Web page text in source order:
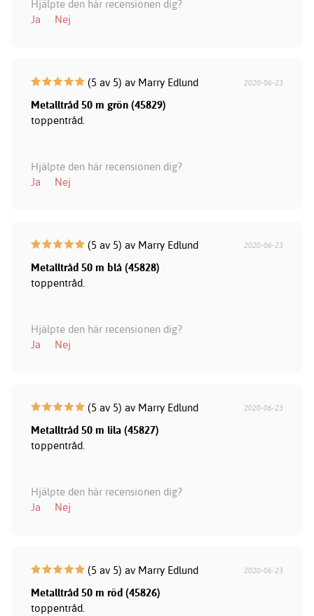
Hjälpte den här recensionen dig?
Ja
Nej
(5 av 5) av Marry Edlund 2020-06-23
Metalltråd 50 m grön (45829)
toppentråd.
Hjälpte den här recensionen dig?
Ja
Nej
(5 av 5) av Marry Edlund 2020-06-23
Metalltråd 50 m blå (45828)
toppentråd.
Hjälpte den här recensionen dig?
Ja
Nej
(5 av 5) av Marry Edlund 2020-06-23
Metalltråd 50 m lila (45827)
toppentråd.
Hjälpte den här recensionen dig?
Ja
Nej
(5 av 5) av Marry Edlund 2020-06-23
Metalltråd 50 m röd (45826)
toppentråd.